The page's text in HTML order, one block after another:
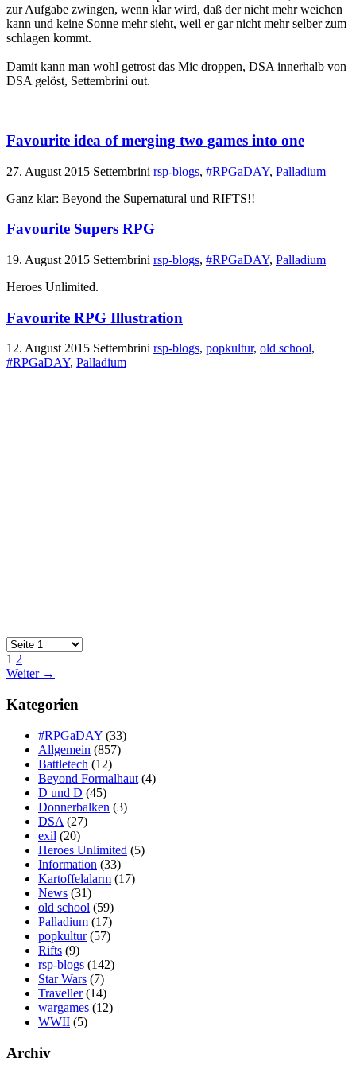
zur Aufgabe zwingen, wenn klar wird, daß der nicht mehr weichen
kann und keine Sonne mehr sieht, weil er gar nicht mehr selber zum
schlagen kommt.
Damit kann man wohl getrost das Mic droppen, DSA innerhalb von
DSA gelöst, Settembrini out.
Favourite idea of merging two games into one
27. August 2015 Settembrini rsp-blogs, #RPGaDAY, Palladium
Ganz klar: Beyond the Supernatural und RIFTS!!
Favourite Supers RPG
19. August 2015 Settembrini rsp-blogs, #RPGaDAY, Palladium
Heroes Unlimited.
Favourite RPG Illustration
12. August 2015 Settembrini rsp-blogs, popkultur, old school,
#RPGaDAY, Palladium
Information
Kartoffelalarm
old school
popkultur
rsp-blogs (142)
Star Wars (7)
Traveller (14)
wargames (12)
WWII (5)
Archiv
December 2023(1)
July 2021(1)
April 2021(1)
March 2021
January 2021(1)
December 2020
November 2020
October 2020
September 2020
August 2020
July 2020(2)
June 2020(6)
May 2020
February 2020